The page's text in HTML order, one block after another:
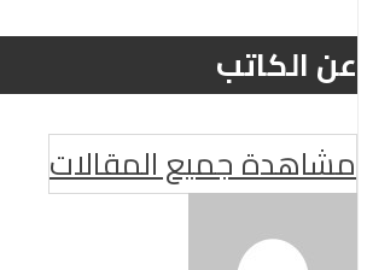
عن الكاتب
مشاهدة جميع المقالات